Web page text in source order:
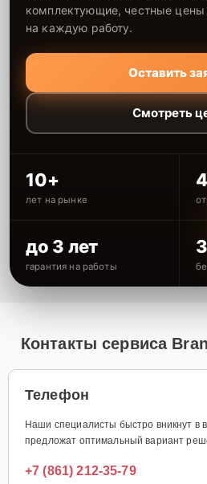
комплектующие, честные цены
на каждую работу.
Оставить
Смотреть
10+
лет на рынке
до 3 лет
гарантия на работы
Контакты сервиса
Телефон
Наши специалисты быстро вникнут в
предложат оптимальный вариант
+7 (861) 212-35-79